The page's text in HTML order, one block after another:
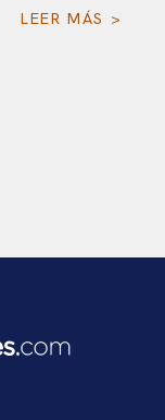
LEER MÁS >